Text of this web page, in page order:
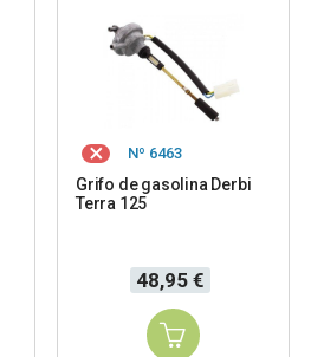
Nº 6463
Grifo de gasolina Derbi
Terra 125
Precio
48,95 €